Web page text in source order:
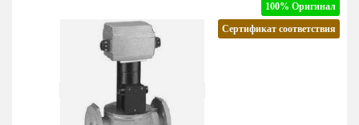
100% Оригинал
Сертификат соответствия